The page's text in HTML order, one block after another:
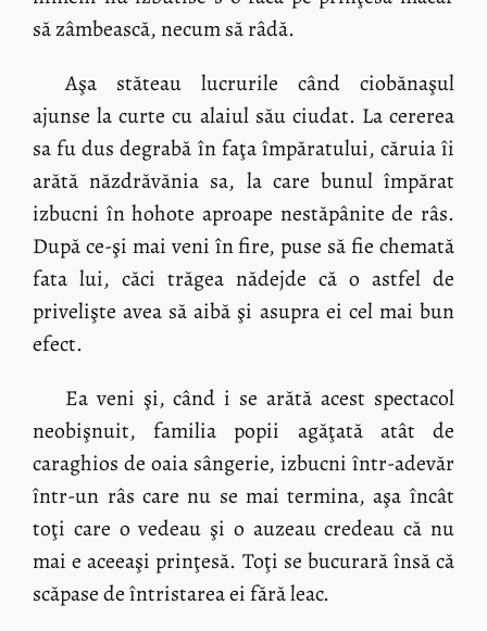
să zâmbească, necum să râdă.
Aşa stăteau lucrurile când ciobănaşul
ajunse la curte cu alaiul său ciudat. La cererea
sa fu dus degrabă în faţa împăratului, căruia îi
arătă năzdrăvănia sa, la care bunul împărat
izbucni în hohote aproape nestăpânite de râs.
După ce-şi mai veni în fire, puse să fie chemată
fata lui, căci trăgea nădejde că o astfel de
privelişte avea să aibă şi asupra ei cel mai bun
efect.
Ea veni şi, când i se arătă acest spectacol
neobişnuit, familia popii agăţată atât de
caraghios de oaia sângerie, izbucni într-adevăr
într-un râs care nu se mai termina, aşa încât
toţi care o vedeau şi o auzeau credeau că nu
mai e aceeaşi prinţesă. Toţi se bucurară însă că
scăpase de întristarea ei fără leac.